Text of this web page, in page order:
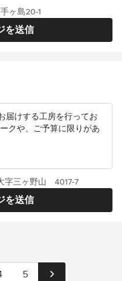
を送信
ヶ島20-1
届けする工房を行ってお
クや、ご予算に限りがあ
を送信
字三ヶ野山 4017-7
5